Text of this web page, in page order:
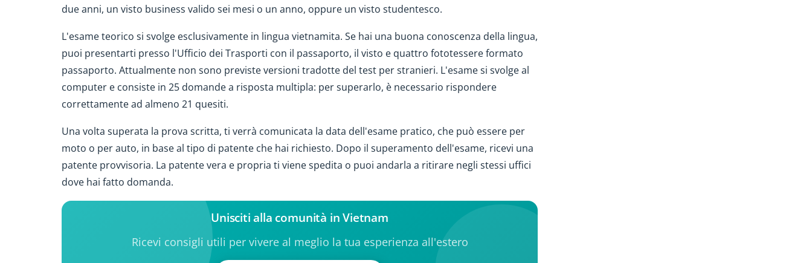
due anni, un visto business valido sei mesi o un anno, oppure un visto studentesco.
L'esame teorico si svolge esclusivamente in lingua vietnamita. Se hai una buona conoscenza della lingua,
puoi presentarti presso l'Ufficio dei Trasporti con il passaporto, il visto e quattro fototessere formato
passaporto. Attualmente non sono previste versioni tradotte del test per stranieri. L'esame si svolge al
computer e consiste in 25 domande a risposta multipla: per superarlo, è necessario rispondere
correttamente ad almeno 21 quesiti.
Una volta superata la prova scritta, ti verrà comunicata la data dell'esame pratico, che può essere per
moto o per auto, in base al tipo di patente che hai richiesto. Dopo il superamento dell'esame, ricevi una
patente provvisoria. La patente vera e propria ti viene spedita o puoi andarla a ritirare negli stessi uffici
dove hai fatto domanda.
Unisciti alla comunità in Vietnam
Ricevi consigli utili per vivere al meglio la tua esperienza all'estero